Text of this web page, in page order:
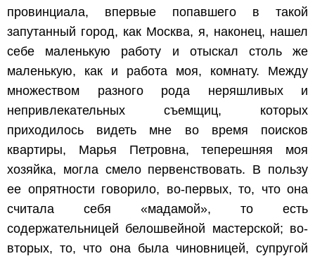
провинциала, впервые попавшего в такой
запутанный город, как Москва, я, наконец, нашел
себе маленькую работу и отыскал столь же
маленькую, как и работа моя, комнату. Между
множеством разного рода неряшливых и
непривлекательных съемщиц, которых
приходилось видеть мне во время поисков
квартиры, Марья Петровна, теперешняя моя
хозяйка, могла смело первенствовать. В пользу
ее опрятности говорило, во-первых, то, что она
считала себя «мадамой», то есть
содержательницей белошвейной мастерской; во-
вторых, то, что она была чиновницей, супругой